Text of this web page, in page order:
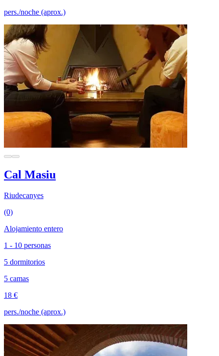
pers./noche (aprox.)
Cal Masiu
Riudecanyes
(0)
Alojamiento entero
1 - 10 personas
5 dormitorios
5 camas
18 €
pers./noche (aprox.)